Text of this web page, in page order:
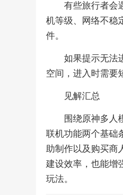
有些旅行者会
机等级、网络不稳
件。
如果提示无法
空间，进入时需要
见解汇总
围绕原神多人
联机功能两个基础
助制作以及购买商
建设效率，也能增
玩法。